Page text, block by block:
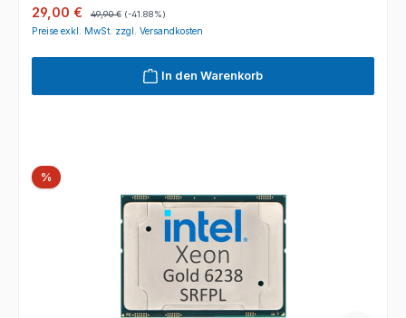
Verkaufspreis:
29,00 € 49,90 € (-41.88%)
Preise exkl. MwSt. zzgl. Versandkosten
In den Warenkorb
%Rabatt